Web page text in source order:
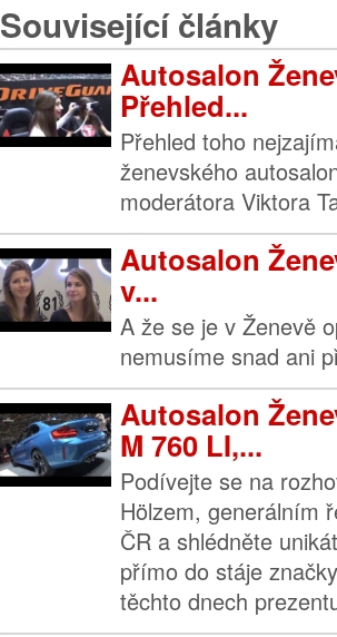
Související články
Autosalon
Přehled...
Přehled toho
ženevského
moderátora Viktora
Autosalon
v...
A že se je v Ženevě
nemusíme snad ani
Autosalon
M 760 LI,...
Podívejte se na
Hölzem, generálním
ČR a shlédněte
přímo do stáje
těchto dnech